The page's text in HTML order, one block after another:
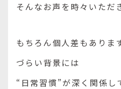
そんなお声を時々いただ
もちろん個人差もありま
づらい背景には
“日常習慣”が深く関係し